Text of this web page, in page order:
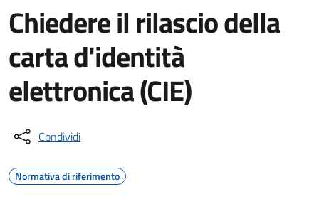
Chiedere il rilascio della
carta d'identità
elettronica (CIE)
Condividi
Normativa di riferimento